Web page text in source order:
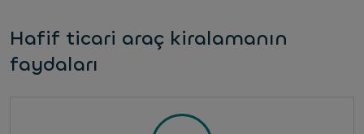
Hafif ticari araç kiralamanın
faydaları